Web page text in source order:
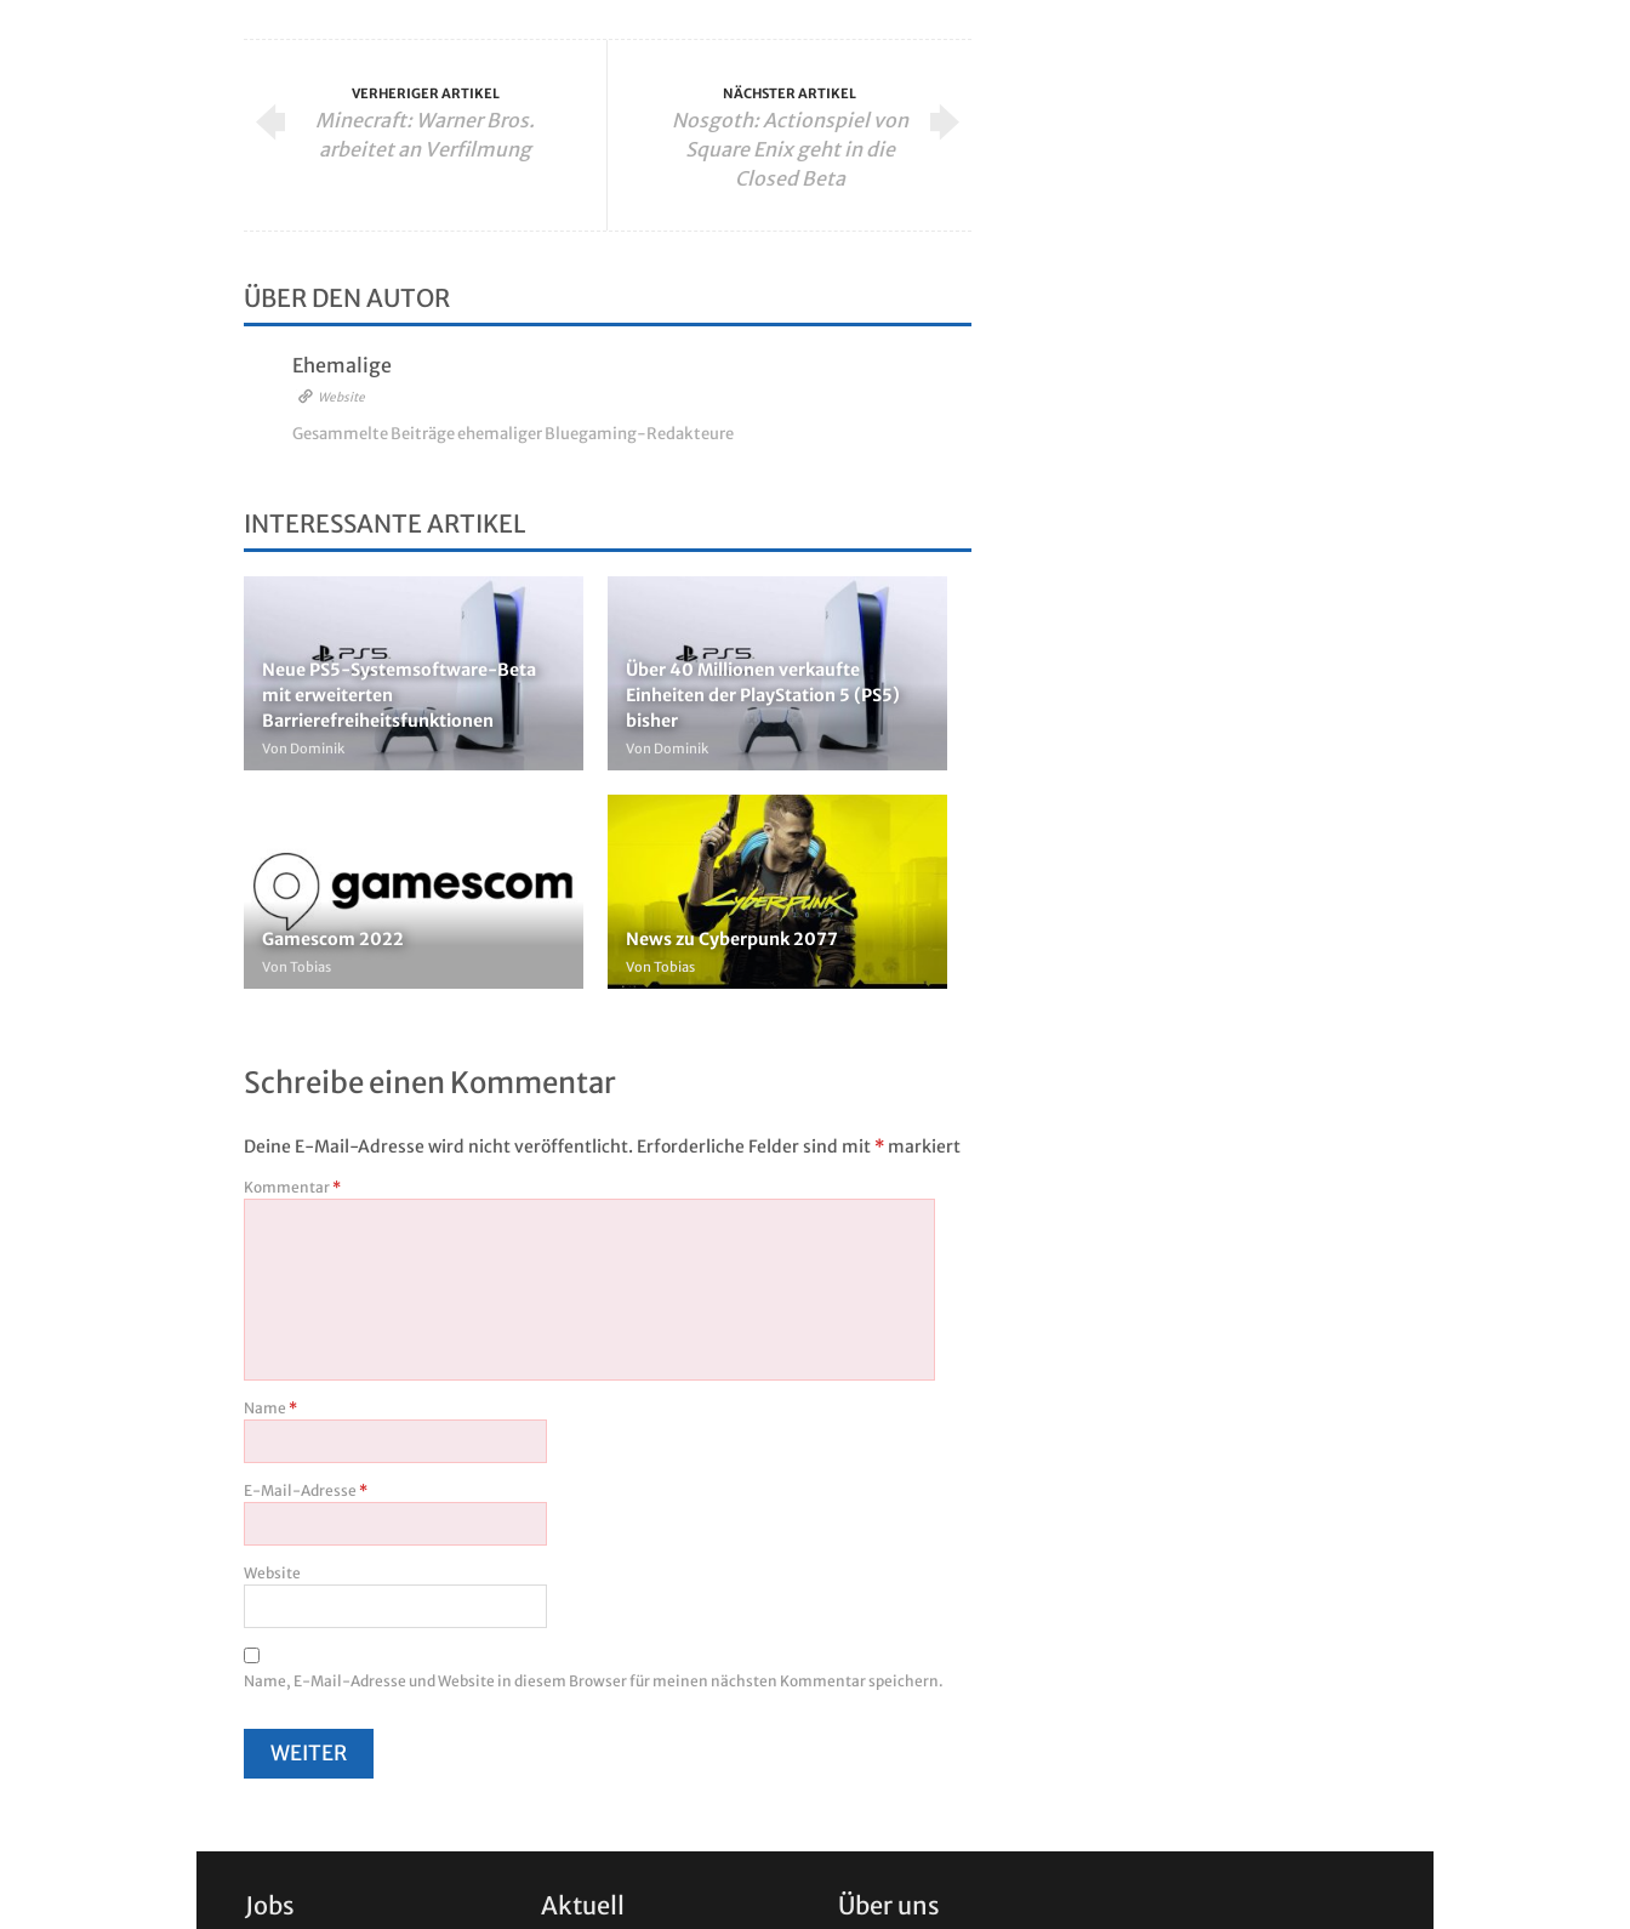
VERHERIGER ARTIKEL
Minecraft: Warner Bros.
arbeitet an Verfilmung
NÄCHSTER ARTIKEL
Nosgoth: Actionspiel von
Square Enix geht in die
Closed Beta
ÜBER DEN AUTOR
Ehemalige
Website
Gesammelte Beiträge ehemaliger Bluegaming-Redakteure
INTERESSANTE ARTIKEL
Neue PS5-Systemsoftware-Beta
mit erweiterten
Barrierefreiheitsfunktionen
Von Dominik
Über 40 Millionen verkaufte
Einheiten der PlayStation 5 (PS5)
bisher
Von Dominik
Gamescom 2022
Von Tobias
News zu Cyberpunk 2077
Von Tobias
Schreibe einen Kommentar
Deine E-Mail-Adresse wird nicht veröffentlicht. Erforderliche Felder sind mit * markiert
Kommentar *
Name *
E-Mail-Adresse *
Website
Name, E-Mail-Adresse und Website in diesem Browser für meinen nächsten Kommentar speichern.
Jobs Aktuell Über uns